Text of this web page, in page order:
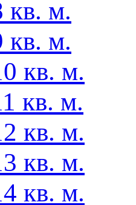
кв. м.
кв. м.
кв. м.
кв. м.
кв. м.
кв. м.
кв. м.